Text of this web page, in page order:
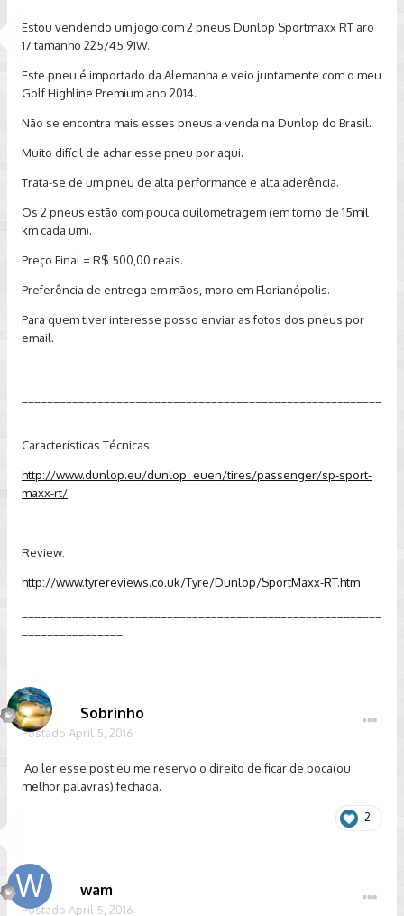
Estou vendendo um jogo com 2 pneus Dunlop Sportmaxx RT aro
17 tamanho 225/45 91W.
Este pneu é importado da Alemanha e veio juntamente com o meu
Golf Highline Premium ano 2014.
Não se encontra mais esses pneus a venda na Dunlop do Brasil.
Muito difícil de achar esse pneu por aqui.
Trata-se de um pneu de alta performance e alta aderência.
Os 2 pneus estão com pouca quilometragem (em torno de 15mil
km cada um).
Preço Final = R$ 500,00 reais.
Preferência de entrega em mãos, moro em Florianópolis.
Para quem tiver interesse posso enviar as fotos dos pneus por
email.
Características Técnicas:
http://www.dunlop.eu/dunlop_euen/tires/passenger/sp-sport-
maxx-rt/
Review:
http://www.tyrereviews.co.uk/Tyre/Dunlop/SportMaxx-RT.htm
Sobrinho
Postado April 5, 2016
Ao ler esse post eu me reservo o direito de ficar de boca(ou
melhor palavras) fechada.
2
wam
Postado April 5, 2016